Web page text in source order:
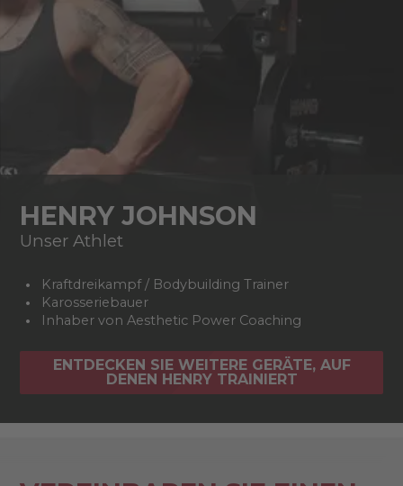
HENRY JOHNSON
Unser Athlet
Kraftdreikampf / Bodybuilding Trainer
Karosseriebauer
Inhaber von Aesthetic Power Coaching
ENTDECKEN SIE WEITERE GERÄTE, AUF
DENEN HENRY TRAINIERT